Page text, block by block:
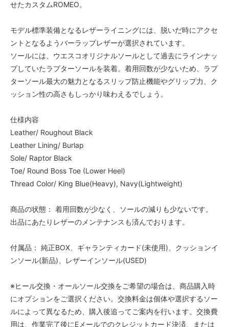
せたカスタムROMEO。
モデル標準装備となるレザーライニングには、脱いだ時にアクセ
ントとなるようバーラップレザーが選択されています。
ソールには、ウエスコオリジナルソールとして過去にラインナッ
プしていたラプターソールを装着。着用回数が少ないため、ラプ
ターソール最大の魅力となるスリップ防止機能やグリップ力、ク
ッション性の高さもしっかり味わえるでしょう。
仕様内容
Leather/ Roughout Black
Leather Lining/ Burlap
Sole/ Raptor Black
Toe/ Round Boss Toe (Lower Heel)
Thread Color/ King Blue(Heavy), Navy(Lightweight)
商品の状態： 着用回数が少なく、ソールの減りも少ないです。
出品にあたりレザーのメンテナンスも済んでおります。
付属品： 純正BOX、ギャランティカード(未使用)、クッションイ
ンソール(新品)、レザーインソール(USED)
※ヒール交換・オールソール交換をご希望の場合は、商品購入時
にオプションをご選択ください。交換料金は個体や選択するソー
ルによって異なるため、購入後追ってご案内を行います。交換費
用は、作業完了後にEメールでのクレジットカード決済、または